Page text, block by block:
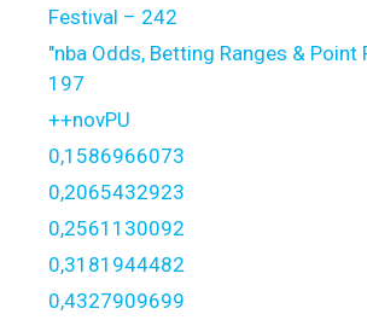
Festival – 242
"nba Odds, Betting Ranges & Point
197
++novPU
0,1586966073
0,2065432923
0,2561130092
0,3181944482
0,4327909699